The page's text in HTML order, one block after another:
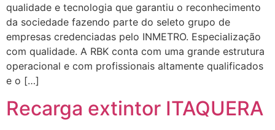
qualidade e tecnologia que garantiu o reconhecimento
da sociedade fazendo parte do seleto grupo de
empresas credenciadas pelo INMETRO. Especialização
com qualidade. A RBK conta com uma grande estrutura
operacional e com profissionais altamente qualificados
e o […]
Recarga extintor ITAQUERA